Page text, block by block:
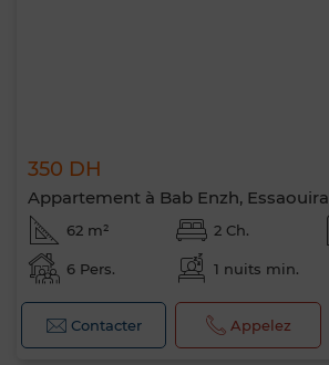
350 DH
Appartement à Bab Enzh, Essaouira
62 m² 2 Ch.
6 Pers. 1 nuits min.
Contacter Appelez